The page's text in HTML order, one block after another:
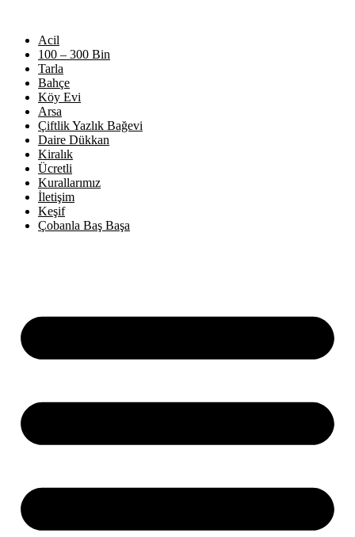
Acil
100 – 300 Bin
Tarla
Bahçe
Köy Evi
Arsa
Çiftlik Yazlık Bağevi
Daire Dükkan
Kiralık
Ücretli
Kurallarımız
İletişim
Keşif
Çobanla Baş Başa